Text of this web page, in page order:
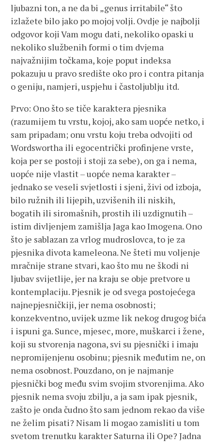
ljubazni ton, a ne da bi „genus irritabile“ što
izlažete bilo jako po mojoj volji. Ovdje je najbolji
odgovor koji Vam mogu dati, nekoliko opaski u
nekoliko službenih formi o tim dvjema
najvažnijim točkama, koje poput indeksa
pokazuju u pravo središte oko pro i contra pitanja
o geniju, namjeri, uspjehu i častoljublju itd.
Prvo: Ono što se tiče karaktera pjesnika
(razumijem tu vrstu, kojoj, ako sam uopće netko, i
sam pripadam; onu vrstu koju treba odvojiti od
Wordswortha ili egocentrički profinjene vrste,
koja per se postoji i stoji za sebe), on ga i nema,
uopće nije vlastit – uopće nema karakter –
jednako se veseli svjetlosti i sjeni, živi od izboja,
bilo ružnih ili lijepih, uzvišenih ili niskih,
bogatih ili siromašnih, prostih ili uzdignutih –
istim divljenjem zamišlja Jaga kao Imogena. Ono
što je sablazan za vrlog mudroslovca, to je za
pjesnika divota kameleona. Ne šteti mu voljenje
mračnije strane stvari, kao što mu ne škodi ni
ljubav svijetlije, jer na kraju se obje pretvore u
kontemplaciju. Pjesnik je od svega postojećega
najnepjesničkiji, jer nema osobnosti;
konzekventno, uvijek uzme lik nekog drugog bića
i ispuni ga. Sunce, mjesec, more, muškarci i žene,
koji su stvorenja nagona, svi su pjesnički i imaju
nepromijenjenu osobinu; pjesnik međutim ne, on
nema osobnost. Pouzdano, on je najmanje
pjesnički bog među svim svojim stvorenjima. Ako
pjesnik nema svoju zbilju, a ja sam ipak pjesnik,
zašto je onda čudno što sam jednom rekao da više
ne želim pisati? Nisam li mogao zamisliti u tom
svetom trenutku karakter Saturna ili Ope? Jadna